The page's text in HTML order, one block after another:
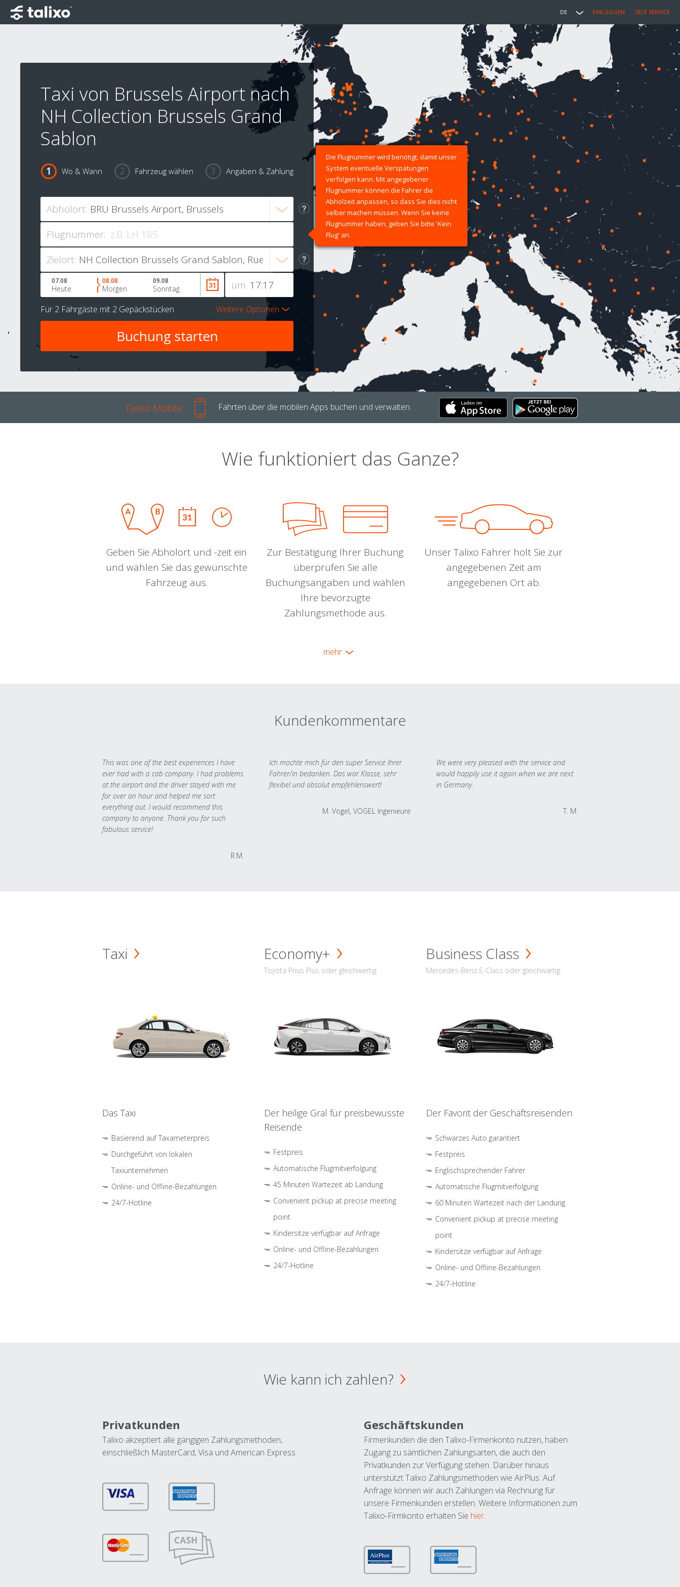
DE EINLOGGEN SELF SERVICE
Taxi von Brussels Airport nach
NH Collection Brussels Grand
Sablon
Wo & Wann Fahrzeug wählen Angaben & Zahlung
Abholort:
Flugnummer:
Die Flugnummer wird benötigt, damit unser
System eventuelle Verspätungen
verfolgen kann. Mit angegebener
Flugnummer können die Fahrer die
Abholzeit anpassen, so dass Sie dies nicht
selber machen müssen. Wenn Sie keine
Flugnummer haben, geben Sie bitte 'Kein
Flug' an.
Zielort:
um
07.08
Heute
08.08
Morgen
09.08
Sonntag
Für 2 Fahrgäste mit 2 Gepäckstücken Weitere Optionen
Talixo Mobile Fahrten über die mobilen Apps buchen und verwalten.
Wie funktioniert das Ganze?
Geben Sie Abholort und -zeit ein
und wählen Sie das gewünschte
Fahrzeug aus.
Zur Bestätigung Ihrer Buchung
überprüfen Sie alle
Buchungsangaben und wählen
Ihre bevorzugte
Zahlungsmethode aus.
Unser Talixo Fahrer holt Sie zur
angegebenen Zeit am
angegebenen Ort ab.
mehr
Kundenkommentare
This was one of the best experiences I have
ever had with a cab company. I had problems
at the airport and the driver stayed with me
for over an hour and helped me sort
everything out. I would recommend this
company to anyone. Thank you for such
fabulous service!
R.M.
Ich möchte mich für den super Service Ihrer
Fahrer/in bedanken. Das war Klasse, sehr
flexibel und absolut empfehlenswert!
M. Vogel, VOGEL Ingenieure
We were very pleased with the service and
would happily use it again when we are next
in Germany.
T. M.
Taxi
Das Taxi
Basierend auf Taxameterpreis
Durchgeführt von lokalen
Taxiunternehmen
Online- und Offline-Bezahlungen
24/7-Hotline
Economy+
Toyota Prius Plus oder gleichwertig
Der heilige Gral für preisbewusste
Reisende
Festpreis
Automatische Flugmitverfolgung
45 Minuten Wartezeit ab Landung
Convenient pickup at precise meeting
point
Kindersitze verfügbar auf Anfrage
Online- und Offline-Bezahlungen
24/7-Hotline
Business Class
Mercedes-Benz E-Class oder gleichwärtig
Der Favorit der Geschäftsreisenden
Schwarzes Auto garantiert
Festpreis
Englischsprechender Fahrer
Automatische Flugmitverfolgung
60 Minuten Wartezeit nach der Landung
Convenient pickup at precise meeting
point
Kindersitze verfügbar auf Anfrage
Online- und Offline-Bezahlungen
24/7-Hotline
Wie kann ich zahlen?
Privatkunden
Talixo akzeptiert alle gängigen Zahlungsmethoden,
einschließlich MasterCard, Visa und American Express.
Geschäftskunden
Firmenkunden die den Talixo-Firmenkonto nutzen, haben
Zugang zu sämtlichen Zahlungsarten, die auch den
Privatkunden zur Verfügung stehen. Darüber hinaus
unterstützt Talixo Zahlungsmethoden wie AirPlus. Auf
Anfrage können wir auch Zahlungen via Rechnung für
unsere Firmenkunden erstellen. Weitere Informationen zum
Talixo-Firmkonto erhalten Sie hier.